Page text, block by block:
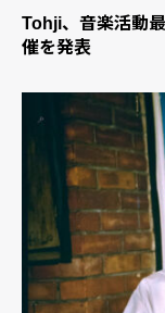
Tohji、音楽活動
催を発表